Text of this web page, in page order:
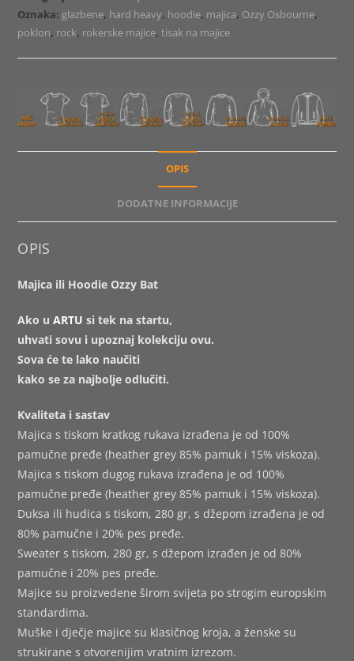
količina
Oznaka: glazbene, hard heavy, hoodie, majica, Ozzy Osbourne,
poklon, rock, rokerske majice,tisak na majice
OPIS
DODATNE INFORMACIJE
OPIS
Majica ili Hoodie Ozzy Bat
Ako uARTU si tek na startu,
uhvati sovu i upoznaj kolekciju ovu.
Sova će te lako naučiti
kako se za najbolje odlučiti.
Kvaliteta i sastav
Majica s tiskom kratkog rukava izrađena je od 100%
pamučne pređe (heather grey 85% pamuk i 15% viskoza).
Majica s tiskom dugog rukava izrađena je od 100%
pamučne pređe (heather grey 85% pamuk i 15% viskoza).
Duksa ili hudica s tiskom, 280 gr, s džepom izrađena je od
80% pamučne i 20% pes pređe.
Sweater s tiskom, 280 gr, s džepom izrađen je od 80%
pamučne i 20% pes pređe.
Majice su proizvedene širom svijeta po strogim europskim
standardima.
Muške i dječje majice su klasičnog kroja, a ženske su
strukirane s otvorenijim vratnim izrezom.